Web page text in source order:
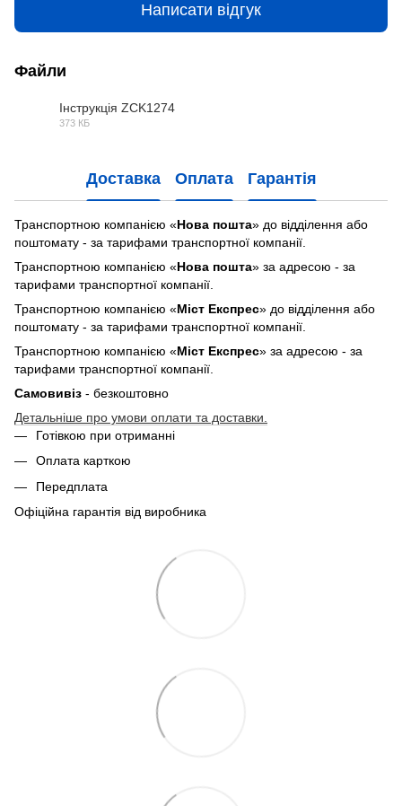
Написати відгук
Файли
Інструкція ZCK1274
373 КБ
Доставка Оплата Гарантія
Транспортною компанією «Нова пошта» до відділення або
поштомату - за тарифами транспортної компанії.
Транспортною компанією «Нова пошта» за адресою - за
тарифами транспортної компанії.
Транспортною компанією «Міст Експрес» до відділення або
поштомату - за тарифами транспортної компанії.
Транспортною компанією «Міст Експрес» за адресою - за
тарифами транспортної компанії.
Самовивіз - безкоштовно
Детальніше про умови оплати та доставки.
Готівкою при отриманні
Оплата карткою
Передплата
Офіційна гарантія від виробника